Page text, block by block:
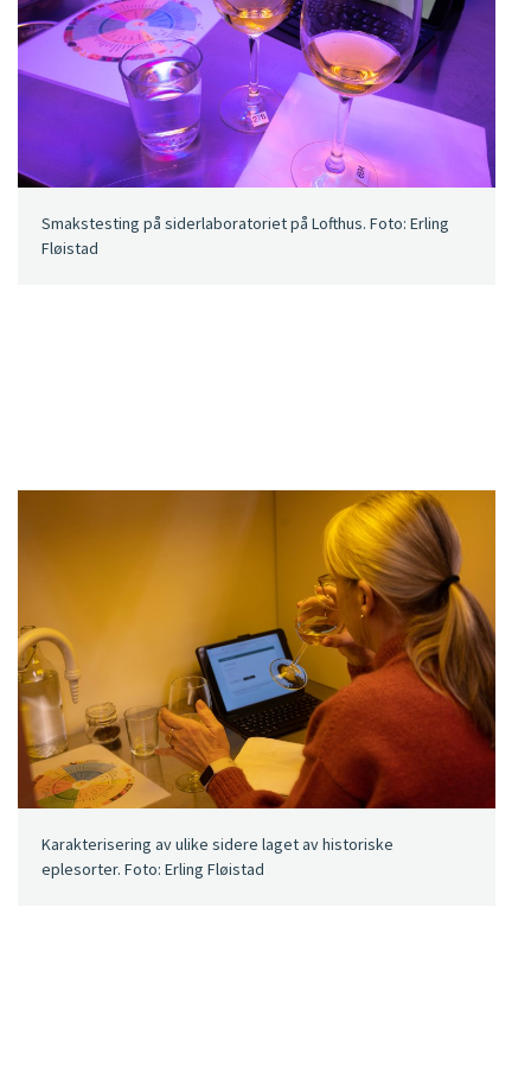
Smakstesting på siderlaboratoriet på Lofthus. Foto: Erling
Fløistad
Karakterisering av ulike sidere laget av historiske
eplesorter. Foto: Erling Fløistad